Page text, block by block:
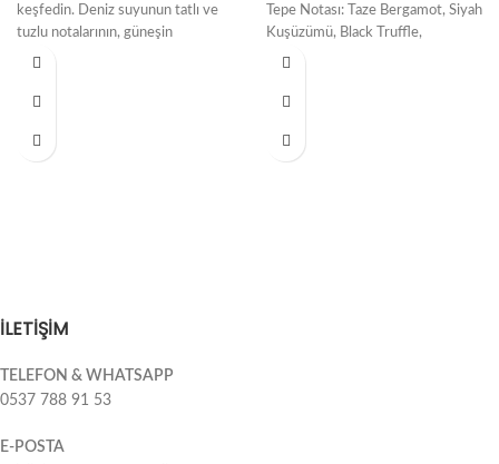
keşfedin. Deniz suyunun tatlı ve
tuzlu notalarının, güneşin
teninizdeki sıcak
Tepe Notası: Taze Bergamot, Siyah
Kuşüzümü, Black Truffle,
İLETİŞİM
TELEFON & WHATSAPP
0537 788 91 53
E-POSTA